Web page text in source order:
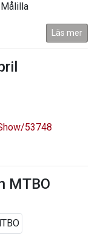
Läs mer
53748
MTBO